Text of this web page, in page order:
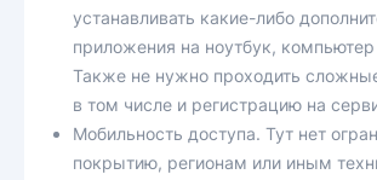
устанавливать какие-либо
приложения на ноутбук,
Также не нужно проходить
в том числе и регистрацию на
Мобильность доступа. Тут нет
покрытию, регионам или иным